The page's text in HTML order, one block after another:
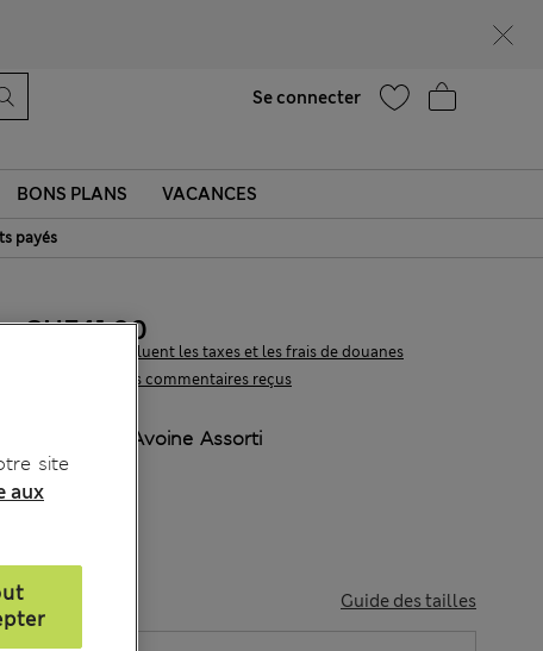
Se connecter
BONS PLANS VACANCES
payés
10 les commentaires reçus
CHF41.90
Tous les prix incluent les taxes et les frais de douanes
Avoine Assorti
Épuisé
Guide des tailles
site
aux